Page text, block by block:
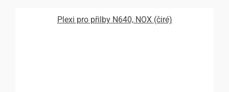
Plexi pro přilby N640, NOX (čiré)